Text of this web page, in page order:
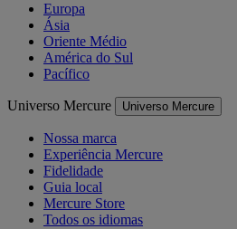
Europa
Ásia
Oriente Médio
América do Sul
Pacífico
Universo Mercure Universo Mercure
Nossa marca
Experiência Mercure
Fidelidade
Guia local
Mercure Store
Todos os idiomas